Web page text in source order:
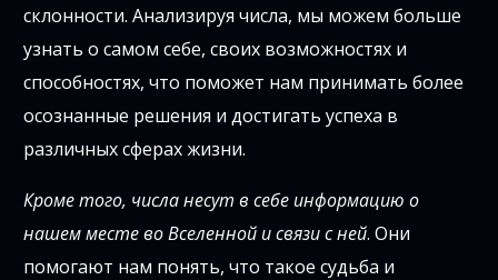
склонности. Анализируя числа, мы можем больше
узнать о самом себе, своих возможностях и
способностях, что поможет нам принимать более
осознанные решения и достигать успеха в
различных сферах жизни.
Кроме того, числа несут в себе информацию о
нашем месте во Вселенной и связи с ней. Они
помогают нам понять, что такое судьба и